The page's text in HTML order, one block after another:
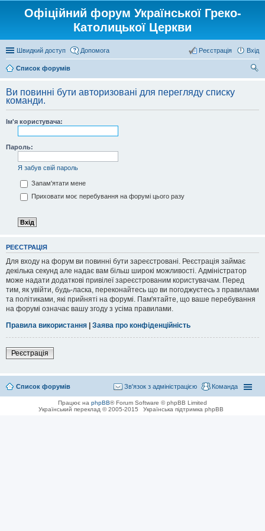
Офіційний форум Української Греко-
Католицької Церкви
Швидкий доступ Допомога Вхід
Реєстрація
Список форумів
Ви повинні бути авторизовані для перегляду списку
команди.
Ім'я користувача:
Пароль:
Я забув свій пароль
Запам'ятати мене
Приховати моє перебування на форумі цього разу
РЕЄСТРАЦІЯ
Для входу на форум ви повинні бути зареєстровані. Реєстрація займає
декілька секунд але надає вам більш широкі можливості. Адміністратор
може надати додаткові привілеї зареєстрованим користувачам. Перед
тим, як увійти, будь-ласка, переконайтесь що ви погоджуєтесь з правилами
та політиками, які прийняті на форумі. Пам'ятайте, що ваше перебування
на форумі означає вашу згоду з усіма правилами.
Правила використання | Заява про конфіденційність
Реєстрація
Список форумів Команда
Зв'язок з адміністрацією
Працює на phpBB® Forum Software © phpBB Limited
Український переклад © 2005-2015
Українська підтримка phpBB